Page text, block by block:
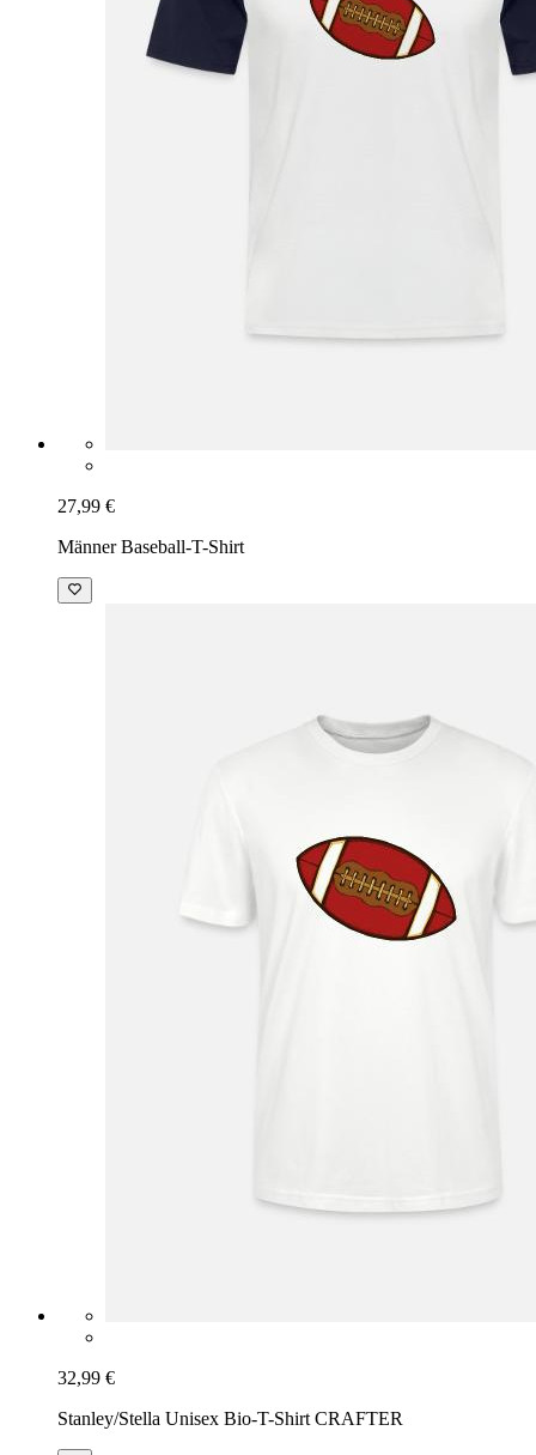
27,99 €
Männer Baseball-T-Shirt
32,99 €
Stanley/Stella Unisex Bio-T-Shirt CRAFTER